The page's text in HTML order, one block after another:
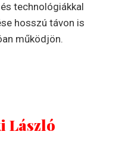
technológiákkal
hosszú távon is
működjön.
László